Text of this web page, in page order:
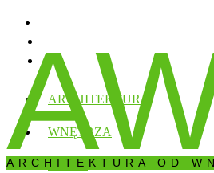
ARCHITEKTURA
WNĘTRZA
DOMY
ARCHITEKTURA OD